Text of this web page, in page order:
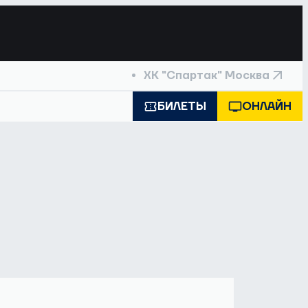
ХК "Спартак" Москва
БИЛЕТЫ ОНЛАЙН